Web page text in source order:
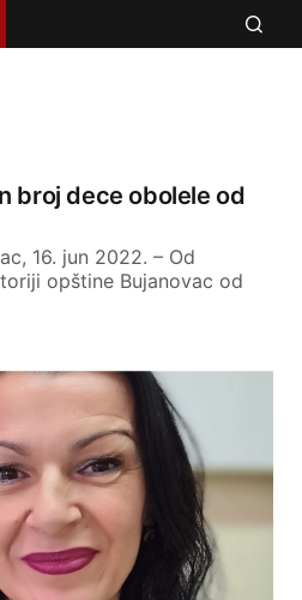
broj dece obolele od
16. jun 2022. – Od
opštine Bujanovac od